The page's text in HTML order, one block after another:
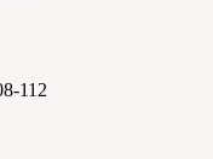
112